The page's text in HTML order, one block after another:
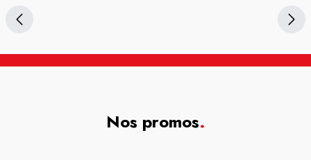
Nos promos.